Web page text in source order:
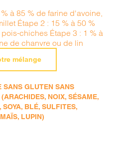
à 85 % de farine d'avoine,
Étape 2 : 15 % à 50 %
chiches Étape 3 : 1 % à
de chanvre ou de lin
mélange
SANS GLUTEN SANS
NOIX, SÉSAME,
SOYA, BLÉ, SULFITES,
LUPIN)